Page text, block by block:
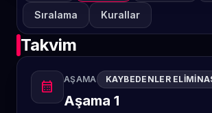
Sıralama Kurallar
Takvim
calendar_month AŞAMA KAYBEDENLER
Aşama 1